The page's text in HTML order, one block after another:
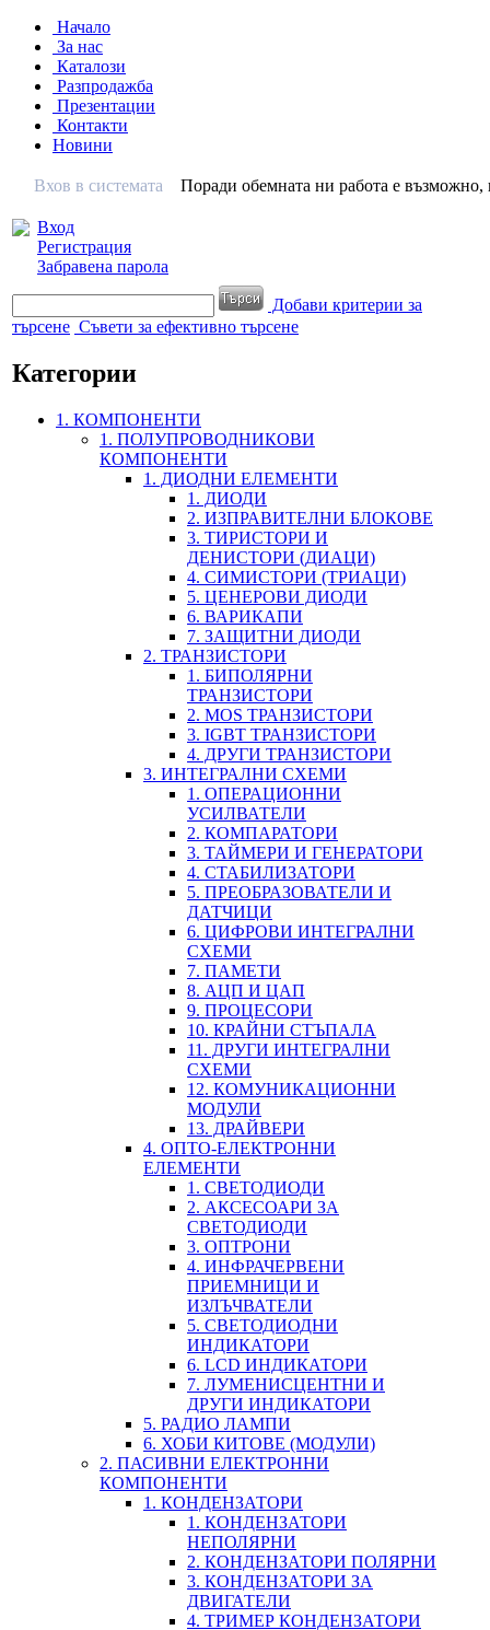
Начало
За нас
Каталози
Разпродажба
Презентации
Контакти
Новини
Вхов в системата
Вход
Регистрация
Забравена парола
Поради обемната ни работа е
Добави критерии за
търсене Съвети за ефективно търсене
Категории
1. КОМПОНЕНТИ
1. ПОЛУПРОВОДНИКОВИ
КОМПОНЕНТИ
1. ДИОДНИ ЕЛЕМЕНТИ
1. ДИОДИ
2. ИЗПРАВИТЕЛНИ БЛОКОВЕ
3. ТИРИСТОРИ И
ДЕНИСТОРИ (ДИАЦИ)
4. СИМИСТОРИ (ТРИАЦИ)
5. ЦЕНЕРОВИ ДИОДИ
6. ВАРИКАПИ
7. ЗАЩИТНИ ДИОДИ
2. ТРАНЗИСТОРИ
1. БИПОЛЯРНИ
ТРАНЗИСТОРИ
2. MOS ТРАНЗИСТОРИ
3. IGBT ТРАНЗИСТОРИ
4. ДРУГИ ТРАНЗИСТОРИ
3. ИНТЕГРАЛНИ СХЕМИ
1. ОПЕРАЦИОННИ
УСИЛВАТЕЛИ
2. КОМПАРАТОРИ
3. ТАЙМЕРИ И ГЕНЕРАТОРИ
4. СТАБИЛИЗАТОРИ
5. ПРЕОБРАЗОВАТЕЛИ И
ДАТЧИЦИ
6. ЦИФРОВИ ИНТЕГРАЛНИ
СХЕМИ
7. ПАМЕТИ
8. АЦП И ЦАП
9. ПРОЦЕСОРИ
10. КРАЙНИ СТЪПАЛА
11. ДРУГИ ИНТЕГРАЛНИ
СХЕМИ
12. КОМУНИКАЦИОННИ
МОДУЛИ
13. ДРАЙВЕРИ
4. ОПТО-ЕЛЕКТРОННИ
ЕЛЕМЕНТИ
1. СВЕТОДИОДИ
2. АКСЕСОАРИ ЗА
СВЕТОДИОДИ
3. ОПТРОНИ
4. ИНФРАЧЕРВЕНИ
ПРИЕМНИЦИ И
ИЗЛЪЧВАТЕЛИ
5. СВЕТОДИОДНИ
ИНДИКАТОРИ
6. LCD ИНДИКАТОРИ
7. ЛУМЕНИСЦЕНТНИ И
ДРУГИ ИНДИКАТОРИ
5. РАДИО ЛАМПИ
6. ХОБИ КИТОВЕ (МОДУЛИ)
2. ПАСИВНИ ЕЛЕКТРОННИ
КОМПОНЕНТИ
1. КОНДЕНЗАТОРИ
1. КОНДЕНЗАТОРИ
НЕПОЛЯРНИ
2. КОНДЕНЗАТОРИ ПОЛЯРНИ
3. КОНДЕНЗАТОРИ ЗА
ДВИГАТЕЛИ
4. ТРИМЕР КОНДЕНЗАТОРИ